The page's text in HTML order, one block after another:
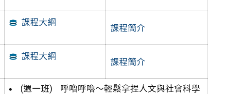
課程大綱
課程簡介
課程大綱
課程簡介
(週一班) 呼嚕呼嚕〜輕鬆拿捏人文與社會科學